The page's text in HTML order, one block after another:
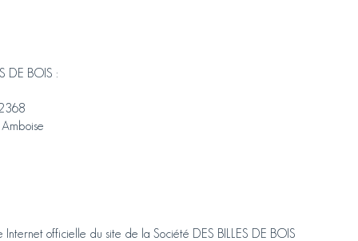
DE BOIS :
Internet officielle du site de la Société DES BILLES DE BOIS